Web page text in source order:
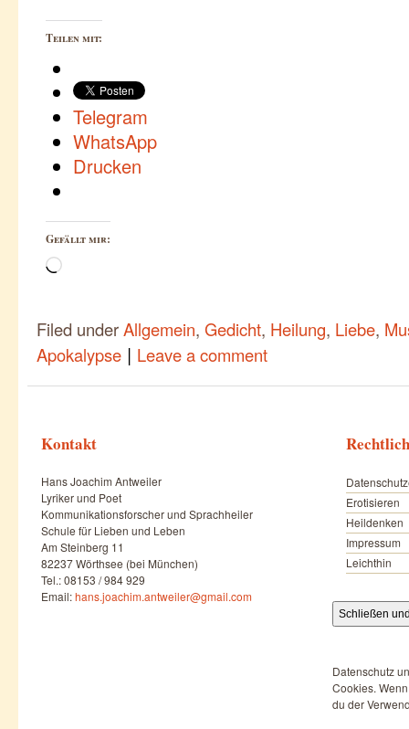
Teilen mit:
Telegram
WhatsApp
Drucken
Gefällt mir:
Wird
Filed underAllgemein, Gedicht, Heilung, Liebe,
Apokalypse | Leave a comment
Kontakt
Hans Joachim Antweiler
Lyriker und Poet
Kommunikationsforscher und Sprachheiler
Schule für Lieben und Leben
Am Steinberg 11
82237 Wörthsee (bei München)
Tel.: 08153 / 984 929
Email:hans.joachim.antweiler@gmail.com
Erotisieren
Heildenken
Impressum
Leichthin
Datenschutz
Cookies.
du der